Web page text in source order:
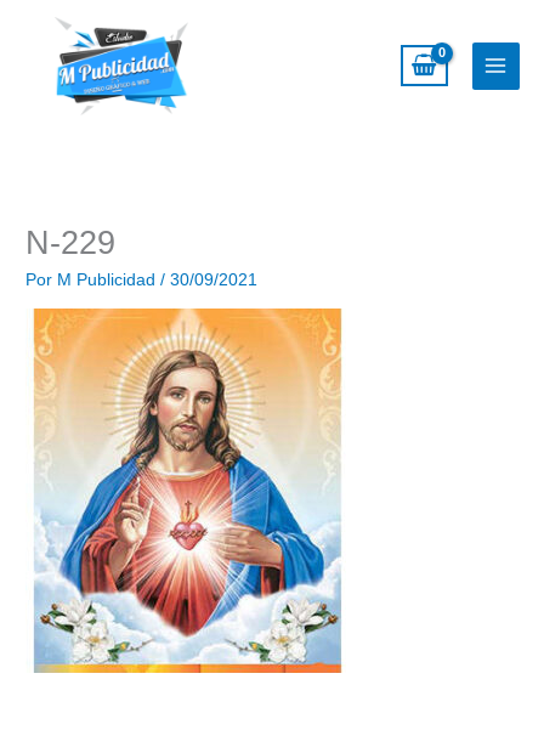
contenido
N-229
Por M Publicidad/30/09/2021